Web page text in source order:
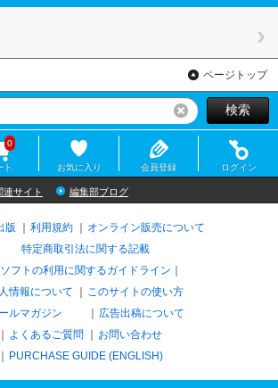
ページトップ
リセット検索
ト
0
お気に入り 会員登録 ログイン
連サイト 編集部ブログ
版 利用規約
オンライン販売について
特定商取引法に関する記載
フトの利用に関するガイドライン
情報について
このサイトの使い方
ルマガジン
広告出稿について
よくあるご質問
お問い合わせ
PURCHASE GUIDE (ENGLISH)